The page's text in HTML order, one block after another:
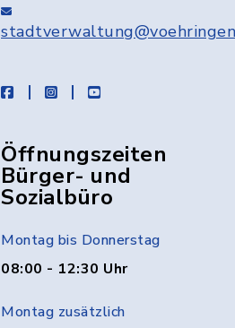
facebookinstagramyoutube
Öffnungszeiten
Bürger- und
Sozialbüro
Montag bis Donnerstag
08:00 - 12:30 Uhr
Montag zusätzlich